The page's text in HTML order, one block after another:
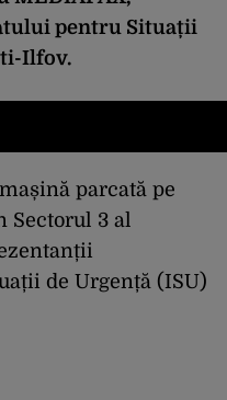
pentru Situații
Ilfov.
parcată pe
Sectorul 3 al
de Urgență (ISU)